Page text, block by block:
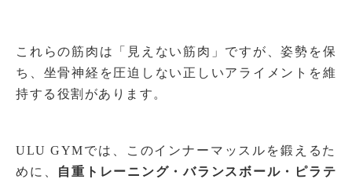
これらの筋肉は「見えない筋肉」ですが、姿勢を保
ち、坐骨神経を圧迫しない正しいアライメントを維
持する役割があります。
ULU GYMでは、このインナーマッスルを鍛えるた
めに、
自重トレーニング・バランスボール・ピラテ